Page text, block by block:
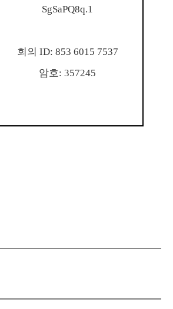
SgSaPQ8q.1
회의 ID: 853 6015 7537
암호: 357245